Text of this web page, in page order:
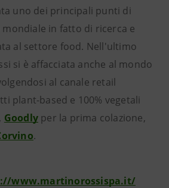
uno dei principali punti di
in fatto di ricerca e
al settore food. Nell'ultimo
si è affacciata anche al mondo
al canale retail
plant-based e 100% vegetali
, Goodly per la prima colazione,
.
www.martinorossispa.it/